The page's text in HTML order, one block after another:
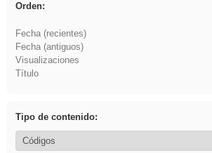
Orden:
Fecha (recientes)
Fecha (antiguos)
Visualizaciones
Título
Tipo de contenido: